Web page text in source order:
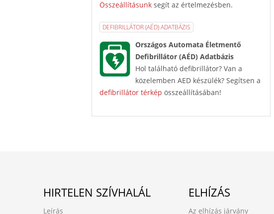
Összeállításunk segít az értelmezésben.
DEFIBRILLÁTOR (AÉD) ADATBÁZIS
Országos Automata Életmentő
Defibrillátor (AÉD) Adatbázis
Hol található defibrillátor? Van a
közelemben AED készülék? Segítsen a
defibrillátor térkép összeállításában!
HIRTELEN SZÍVHALÁL
Leírás
ELHÍZÁS
Az elhízás járvány